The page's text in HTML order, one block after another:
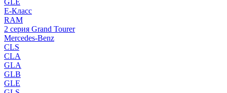
GLE
E-Класс
RAM
2 серия Grand Tourer
Mercedes-Benz
CLS
CLA
GLA
GLB
GLE